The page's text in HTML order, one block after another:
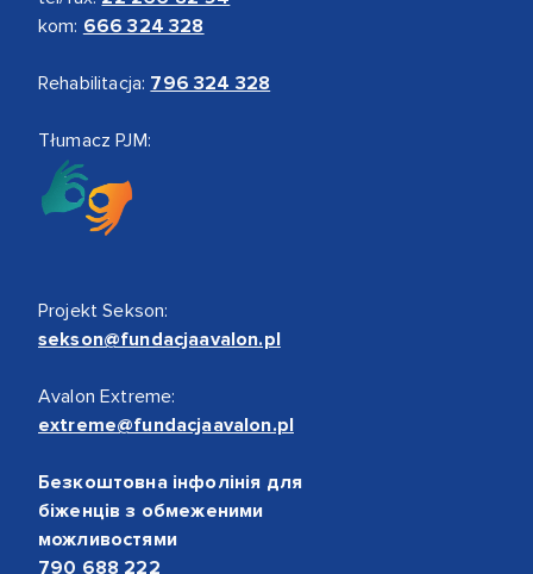
kom: 666 324 328
Rehabilitacja: 796 324 328
Tłumacz PJM:
Projekt Sekson:
sekson@fundacjaavalon.pl
Avalon Extreme:
extreme@fundacjaavalon.pl
Безкоштовна інфолінія для
біженців з обмеженими
можливостями
790 688 222